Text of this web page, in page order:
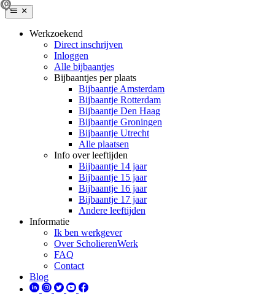
Werkzoekend
Direct inschrijven
Inloggen
Alle bijbaantjes
Bijbaantjes per plaats
Bijbaantje Amsterdam
Bijbaantje Rotterdam
Bijbaantje Den Haag
Bijbaantje Groningen
Bijbaantje Utrecht
Alle plaatsen
Info over leeftijden
Bijbaantje 14 jaar
Bijbaantje 15 jaar
Bijbaantje 16 jaar
Bijbaantje 17 jaar
Andere leeftijden
Informatie
Ik ben werkgever
Over ScholierenWerk
FAQ
Contact
Blog